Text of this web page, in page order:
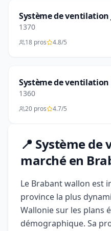
Système de ventilation
1370
18 pros 4.8/5
Système de ventilation
1360
20 pros 4.7/5
📍 Système
marché en
Le Brabant wallon est
province la plus
Wallonie sur les plans
démographique. Sa